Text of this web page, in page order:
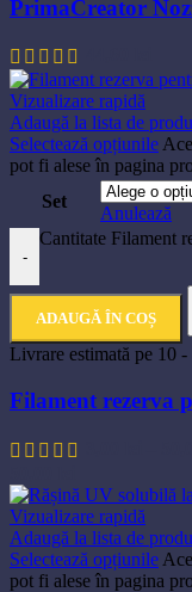
PrimaCreator
Vizualizare rapidă
Adaugă la lista de
Selectează opțiunile
pot fi alese în pagina
Set
Anulează
-
Cantitate Filament
ADAUGĂ ÎN COȘ
Livrare estimată pe 10
Filament rezerva
Vizualizare rapidă
Adaugă la lista de
Selectează opțiunile
pot fi alese în pagina